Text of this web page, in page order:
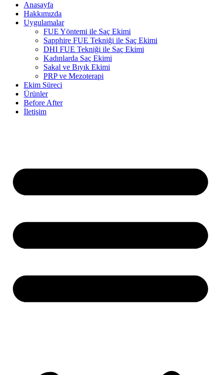
Anasayfa
Hakkımızda
Uygulamalar
FUE Yöntemi ile Saç Ekimi
Sapphire FUE Tekniği ile Saç Ekimi
DHI FUE Tekniği ile Saç Ekimi
Kadınlarda Saç Ekimi
Sakal ve Bıyık Ekimi
PRP ve Mezoterapi
Ekim Süreci
Ürünler
Before After
İletişim